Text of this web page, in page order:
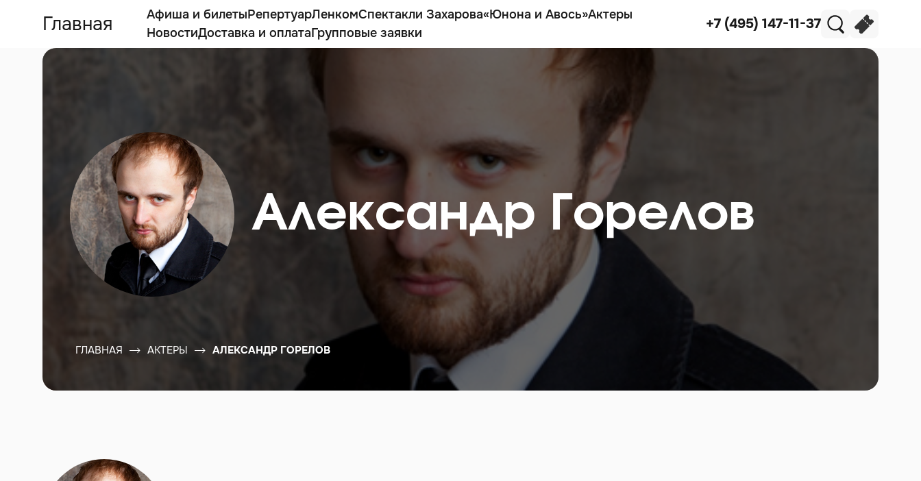
Главная Афиша и билетыРепертуарЛенкомСпектакли Захарова«Юнона и Авось»Актеры
НовостиДоставка и оплатаГрупповые заявки
+7 (495) 147-11-37
Александр Горелов
ГЛАВНАЯ АКТЕРЫ АЛЕКСАНДР ГОРЕЛОВ